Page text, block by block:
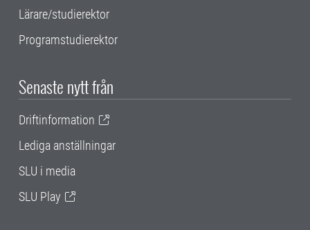
Lärare/studierektor
Programstudierektor
Senaste nytt från
Driftinformation
Lediga anställningar
SLU i media
SLU Play